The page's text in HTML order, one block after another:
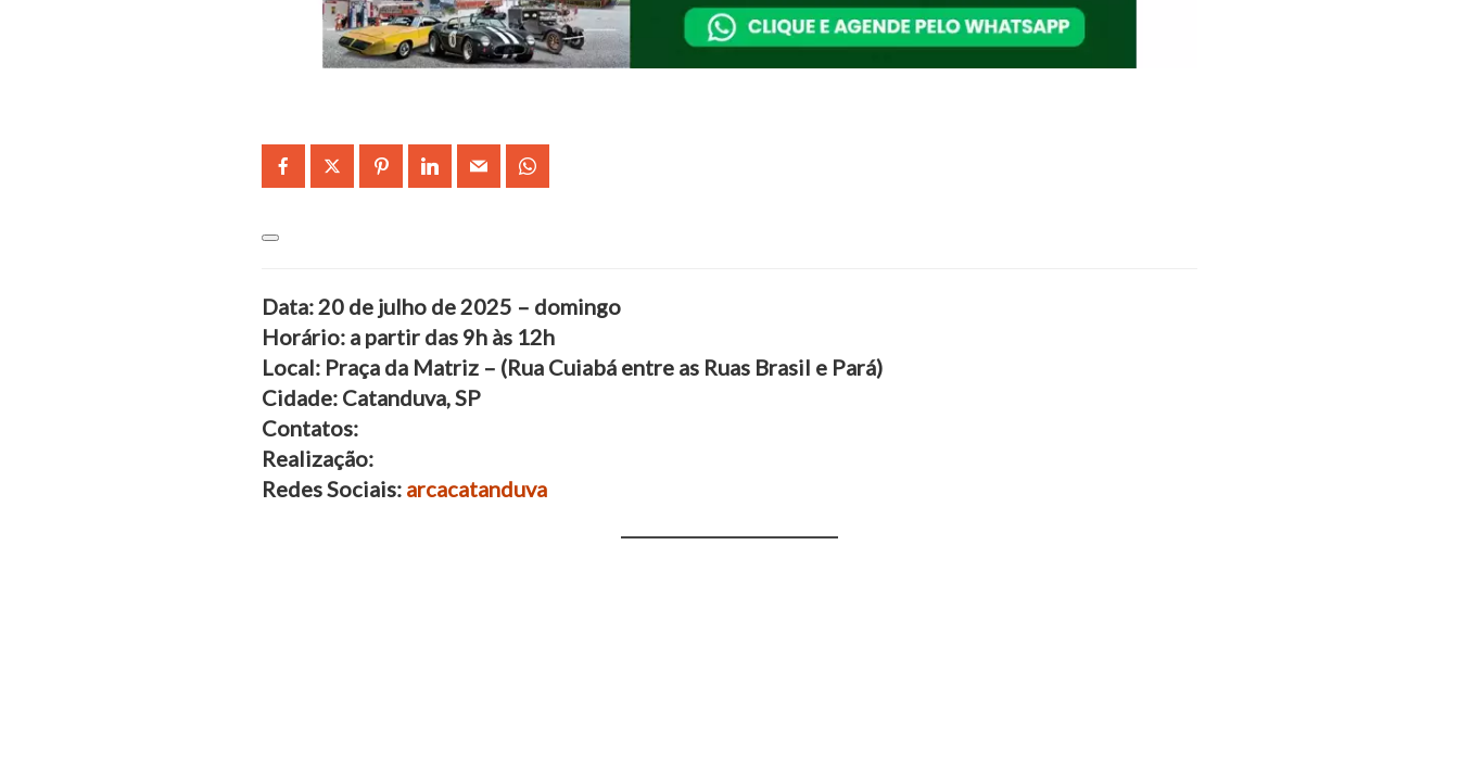
Data: 20 de julho de 2025 – domingo
Horário: a partir das 9h às 12h
Local: Praça da Matriz – (Rua Cuiabá entre as Ruas Brasil e Pará)
Cidade: Catanduva, SP
Contatos:
Realização:
Redes Sociais: arcacatanduva